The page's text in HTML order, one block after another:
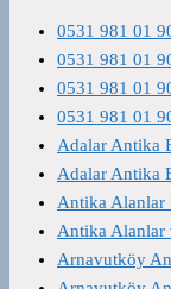
0531 981 01
0531 981 01
0531 981 01
0531 981 01
Adalar Antika
Adalar Antika
Antika Alanlar
Antika Alanlar
Arnavutköy